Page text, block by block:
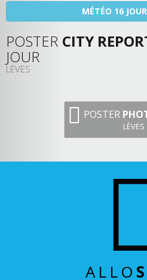
MÉTÉO 16
POSTER CITY
JOUR
LÈVES
POSTER
LÈVES
ALLO